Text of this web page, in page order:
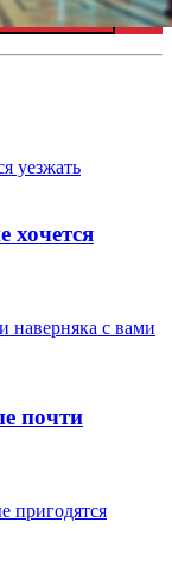
хочется
почти